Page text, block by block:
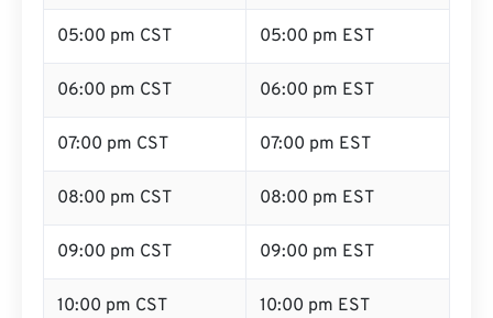
05:00 pm CST 05:00 pm EST
06:00 pm CST 06:00 pm EST
07:00 pm CST 07:00 pm EST
08:00 pm CST 08:00 pm EST
09:00 pm CST 09:00 pm EST
10:00 pm CST 10:00 pm EST